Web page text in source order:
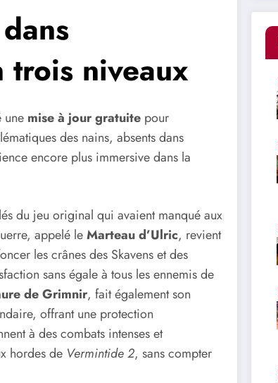
niveaux
une mise à jour gratuite pour
des nains, absents dans
encore plus immersive dans la
du jeu original qui avaient manqué aux
appelé leMarteau d’Ulric, revient
les crânes des Skavens et des
sans égale à tous les ennemis de
de Grimnir, fait également son
offrant une protection
à des combats intenses et
hordes de Vermintide 2, sans compter